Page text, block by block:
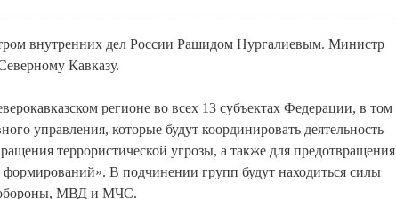
внутренних дел России Рашидом Нургалиевым. Министр
Кавказу.
регионе во всех 13 субъектах Федерации, в том
управления, которые будут координировать деятельность
террористической угрозы, а также для предотвращения
В подчинении групп будут находиться силы
обороны, МВД и МЧС.